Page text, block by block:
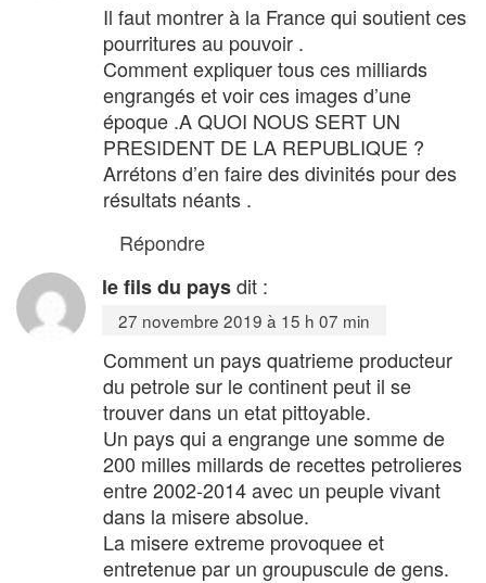
Il faut montrer à la France qui soutient ces
pourritures au pouvoir .
Comment expliquer tous ces milliards
engrangés et voir ces images d’une
époque .A QUOI NOUS SERT UN
PRESIDENT DE LA REPUBLIQUE ?
Arrétons d’en faire des divinités pour des
résultats néants .
Répondre
le fils du paysdit :
27 novembre 2019 à 15 h 07 min
Comment un pays quatrieme producteur
du petrole sur le continent peut il se
trouver dans un etat pittoyable.
Un pays qui a engrange une somme de
200 milles millards de recettes petrolieres
entre 2002-2014 avec un peuple vivant
dans la misere absolue.
La misere extreme provoquee et
entretenue par un groupuscule de gens.